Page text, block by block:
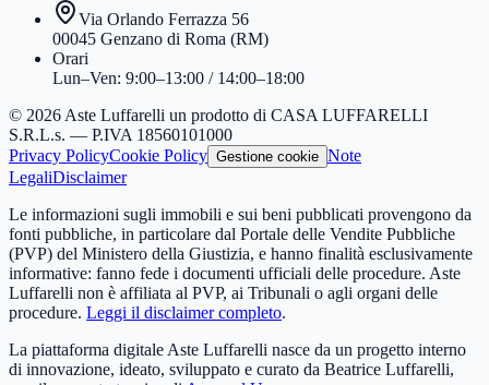
Via Orlando Ferrazza 56
00045 Genzano di Roma (RM)
Orari
Lun–Ven: 9:00–13:00 / 14:00–18:00
© 2026 Aste Luffarelli un prodotto di CASA LUFFARELLI
S.R.L.s. — P.IVA 18560101000
Privacy PolicyCookie Policy Gestione cookie Note
LegaliDisclaimer
Le informazioni sugli immobili e sui beni pubblicati provengono da
fonti pubbliche, in particolare dal Portale delle Vendite Pubbliche
(PVP) del Ministero della Giustizia, e hanno finalità esclusivamente
informative: fanno fede i documenti ufficiali delle procedure. Aste
Luffarelli non è affiliata al PVP, ai Tribunali o agli organi delle
procedure. Leggi il disclaimer completo.
La piattaforma digitale Aste Luffarelli nasce da un progetto interno
di innovazione, ideato, sviluppato e curato da Beatrice Luffarelli,